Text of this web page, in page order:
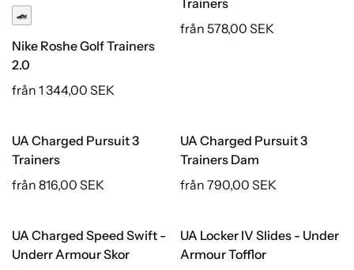
Nike Roshe Golf Trainers
2.0
från 1 344,00 SEK
Trainers
från 578,00 SEK
UA Charged Pursuit 3
Trainers
från 816,00 SEK
UA Charged Pursuit 3
Trainers Dam
från 790,00 SEK
UA Charged Speed Swift -
Underr Armour Skor
UA Locker IV Slides - Under
Armour Tofflor